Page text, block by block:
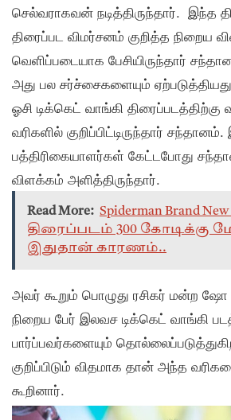
செல்வராகவன் நடித்திருந்தார். இந்த
திரைப்பட விமர்சனம் குறித்த நிறைய
வெளிப்படையாக பேசியிருந்தார்
அது பல சர்ச்சைகளையும்
ஓசி டிக்கெட் வாங்கி
வரிகளில் குறிப்பிட்டிருந்தார் சந்தானம்.
பத்திரிகையாளர்கள் கேட்டபோது
விளக்கம் அளித்திருந்தார்.
Read More: Spiderman Brand New
திரைப்படம் 300 கோடிக்கு
இதுதான் காரணம்..
அவர் கூறும் பொழுது ரசிகர் மன்ற ஷோ
நிறைய பேர் இலவச டிக்கெட் வாங்கி
பார்ப்பவர்களையும்
குறிப்பிடும் விதமாக தான் அந்த
கூறினார்.